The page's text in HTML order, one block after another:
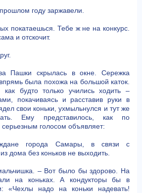
году заржавели.
покатаешься. Тебе ж не на конкурс.
и отскочит.
Пашки скрылась в окне. Сережка
была похожа на большой каток.
будто только учились ходить –
покачиваясь и расставив руки в
свои коньки, ухмыльнулся и тут же
Ему представилось, как по
голосом объявляет:
города Самары, в связи с
дома без коньков не выходить.
– Вот было бы здорово. На
на коньках. А кондукторы бы в
«Чехлы надо на коньки надевать!